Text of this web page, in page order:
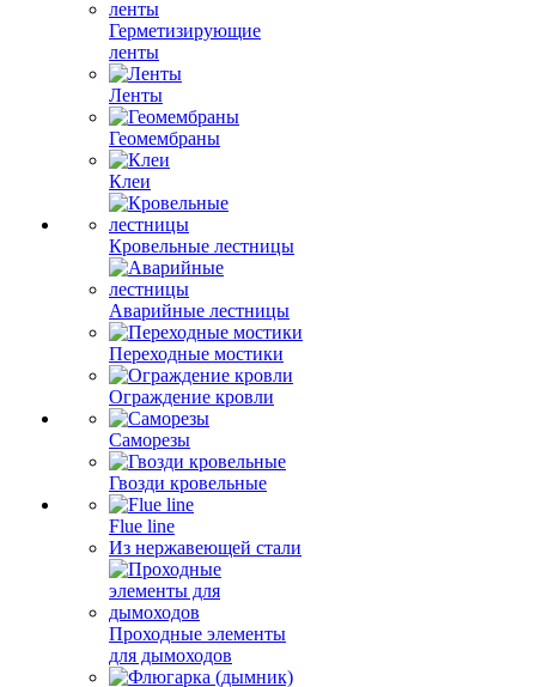
Герметизирующие
ленты
Ленты
Геомембраны
Клеи
Кровельные лестницы
Аварийные лестницы
Переходные мостики
Ограждение кровли
Саморезы
Гвозди кровельные
Flue line
Из нержавеющей стали
Проходные элементы
для дымоходов